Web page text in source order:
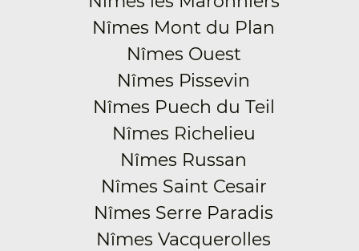
Nîmes Mont du Plan
Nîmes Ouest
Nîmes Pissevin
Nîmes Puech du Teil
Nîmes Richelieu
Nîmes Russan
Nîmes Saint Cesair
Nîmes Serre Paradis
Nîmes Vacquerolles